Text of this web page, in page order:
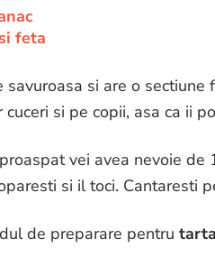
feta
si are o sectiune
si pe copii, asa ca ii
vei avea nevoie de
si il toci. Cantaresti
de preparare pentru